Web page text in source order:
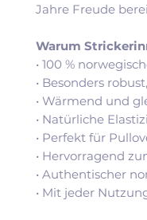
Jahre Freude
Warum
• 100 %
• Besonders
• Wärmend und
• Natürliche
• Perfekt für
• Hervorragend
• Authentischer
• Mit jeder